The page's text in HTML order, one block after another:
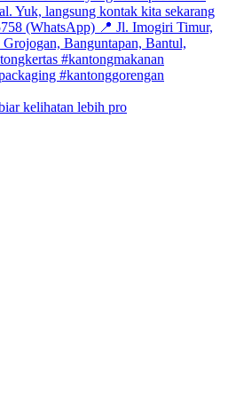
kelihatan lebih pro